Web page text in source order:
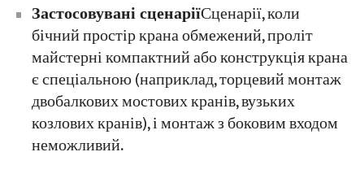
Застосовувані сценаріїСценарії, коли
бічний простір крана обмежений, проліт
майстерні компактний або конструкція крана
є спеціальною (наприклад, торцевий монтаж
двобалкових мостових кранів, вузьких
козлових кранів), і монтаж з боковим входом
неможливий.